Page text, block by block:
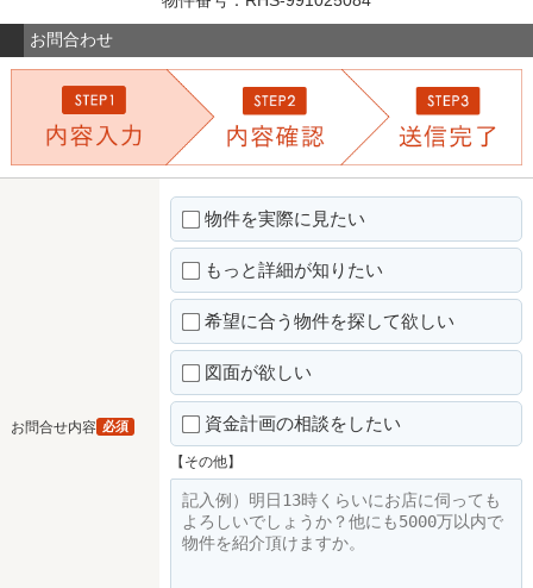
お問合わせ
お問合せ内容 必須
物件を実際に見たい
もっと詳細が知りたい
希望に合う物件を探して欲しい
図面が欲しい
資金計画の相談をしたい
【その他】